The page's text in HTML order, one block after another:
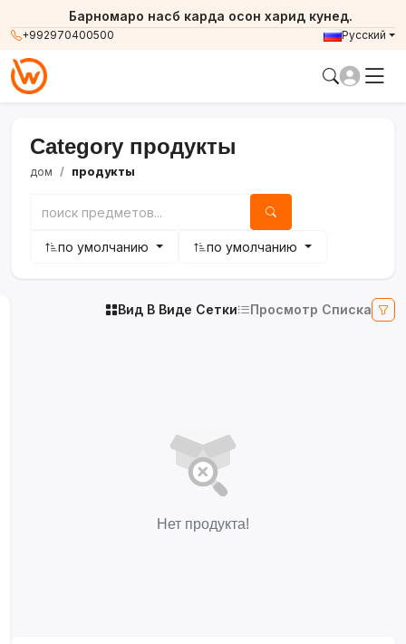
+992970400500
Барномаро насб карда осон харид кунед.
Русский
Category продукты
дом продукты
по умолчанию по умолчанию
Вид В Виде Сетки Просмотр Списка
Нет продукта!